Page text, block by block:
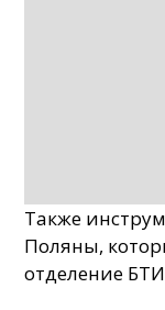
Также
Поляны,
отделение